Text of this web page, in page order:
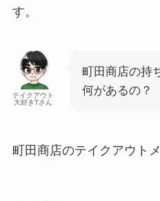
す。
テイクアウト
大好きTさん
町田商店の持
何があるの？
町田商店のテイクアウト